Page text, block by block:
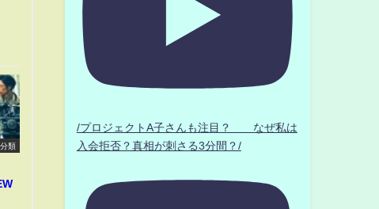
類
/プロジェクトA子さんも注目？ なぜ私は
入会拒否？真相が刺さる3分間？/